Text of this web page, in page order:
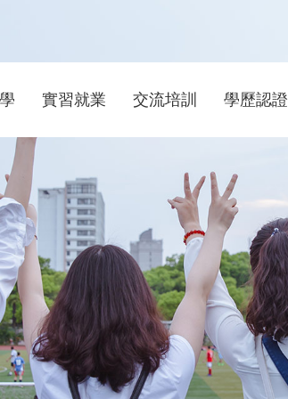
實習就業 交流培訓 學歷認證